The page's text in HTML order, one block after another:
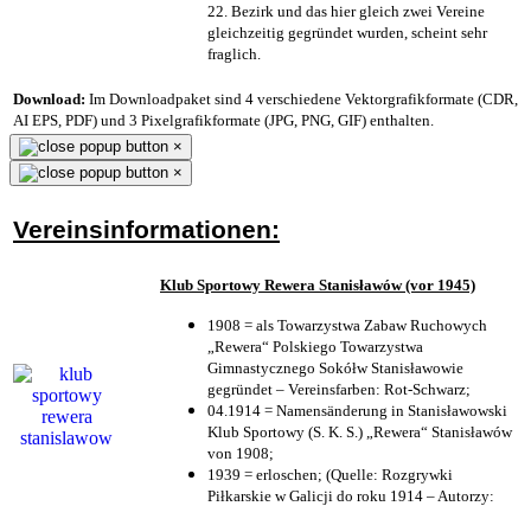
22. Bezirk und das hier gleich zwei Vereine
gleichzeitig gegründet wurden, scheint sehr
fraglich.
Download: Im Downloadpaket sind 4 verschiedene Vektorgrafikformate (CDR,
AI EPS, PDF) und 3 Pixelgrafikformate (JPG, PNG, GIF) enthalten.
×
×
Vereinsinformationen:
Klub Sportowy Rewera Stanisławów (vor 1945)
1908 = als Towarzystwa Zabaw Ruchowych
„Rewera“ Polskiego Towarzystwa
Gimnastycznego Sokółw Stanisławowie
gegründet – Vereinsfarben: Rot-Schwarz;
04.1914 = Namensänderung in Stanisławowski
Klub Sportowy (S. K. S.) „Rewera“ Stanisławów
von 1908;
1939 = erloschen; (Quelle: Rozgrywki
Piłkarskie w Galicji do roku 1914 – Autorzy: